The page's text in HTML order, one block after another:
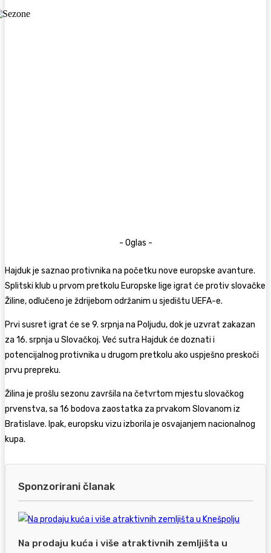
- Oglas -
Hajduk je saznao protivnika na početku nove europske avanture.
Splitski klub u prvom pretkolu Europske lige igrat će protiv slovačke
Žiline, odlučeno je ždrijebom održanim u sjedištu UEFA-e.
Prvi susret igrat će se 9. srpnja na Poljudu, dok je uzvrat zakazan
za 16. srpnja u Slovačkoj. Već sutra Hajduk će doznati i
potencijalnog protivnika u drugom pretkolu ako uspješno preskoči
prvu prepreku.
Žilina je prošlu sezonu završila na četvrtom mjestu slovačkog
prvenstva, sa 16 bodova zaostatka za prvakom Slovanom iz
Bratislave. Ipak, europsku vizu izborila je osvajanjem nacionalnog
kupa.
Sponzorirani članak
Na prodaju kuća i više atraktivnih zemljišta u